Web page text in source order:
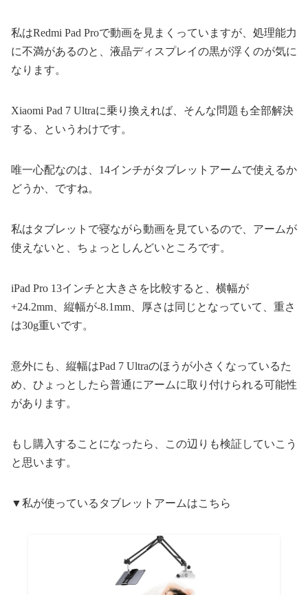
私はRedmi Pad Proで動画を見まくっていますが、処理能力
に不満があるのと、液晶ディスプレイの黒が浮くのが気に
なります。
Xiaomi Pad 7 Ultraに乗り換えれば、そんな問題も全部解決
する、というわけです。
唯一心配なのは、14インチがタブレットアームで使えるか
どうか、ですね。
私はタブレットで寝ながら動画を見ているので、アームが
使えないと、ちょっとしんどいところです。
iPad Pro 13インチと大きさを比較すると、横幅が
+24.2mm、縦幅が-8.1mm、厚さは同じとなっていて、重さ
は30g重いです。
意外にも、縦幅はPad 7 Ultraのほうが小さくなっているた
め、ひょっとしたら普通にアームに取り付けられる可能性
があります。
もし購入することになったら、この辺りも検証していこう
と思います。
▼私が使っているタブレットアームはこちら